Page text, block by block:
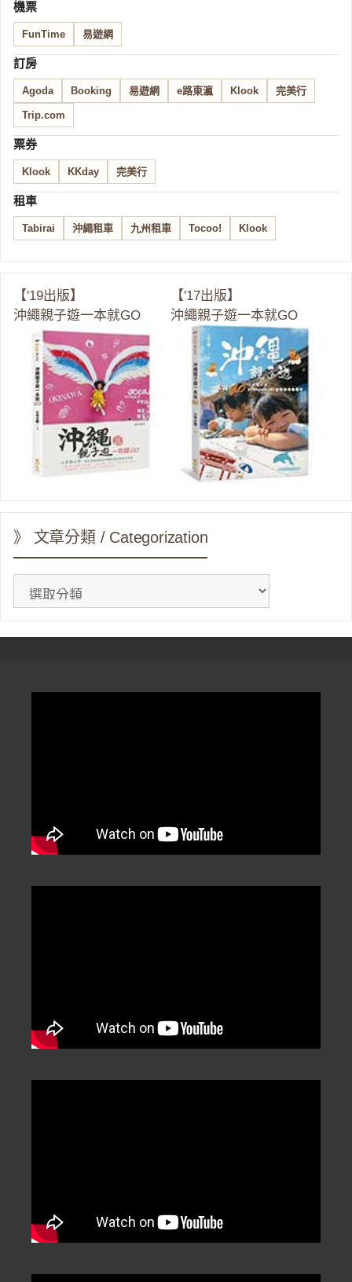
機票
FunTime 易遊網
訂房
Agoda Booking 易遊網 e路東瀛 Klook 完美行
Trip.com
票券
Klook KKday 完美行
租車
Tabirai 沖繩租車 九州租車 Tocoo! Klook
【'19出版】
沖繩親子遊一本就GO
【'17出版】
沖繩親子遊一本就GO
》 文章分類 / Categorization
分